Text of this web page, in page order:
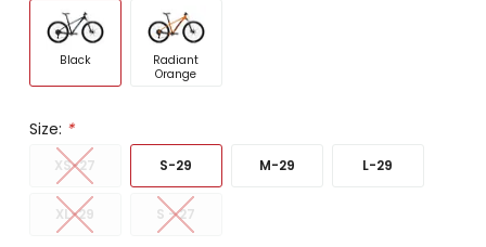
Black
Radiant
Orange
Size: *
XS-27 S-29 M-29 L-29
XL-29 S - 27